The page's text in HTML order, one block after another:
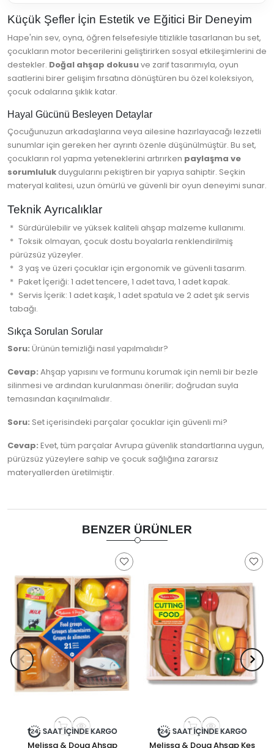
Küçük Şefler İçin Estetik ve Eğitici Bir Deneyim
Hape'nin sev, oyna, öğren felsefesiyle titizlikle tasarlanan bu set,
çocukların motor becerilerini geliştirirken sosyal etkileşimlerini de
destekler. Doğal ahşap dokusuve zarif tasarımıyla, oyun
saatlerini birer gelişim fırsatına dönüştüren bu özel koleksiyon,
çocuk odalarına şıklık katar.
Hayal Gücünü Besleyen Detaylar
Çocuğunuzun arkadaşlarına veya ailesine hazırlayacağı lezzetli
sunumlar için gereken her ayrıntı özenle düşünülmüştür. Bu set,
çocukların rol yapma yeteneklerini artırırken paylaşma ve
sorumluluk duygularını pekiştiren bir yapıya sahiptir. Seçkin
materyal kalitesi, uzun ömürlü ve güvenli bir oyun deneyimi sunar.
Teknik Ayrıcalıklar
Sürdürülebilir ve yüksek kaliteli ahşap malzeme kullanımı.
Toksik olmayan, çocuk dostu boyalarla renklendirilmiş
pürüzsüz yüzeyler.
3 yaş ve üzeri çocuklar için ergonomik ve güvenli tasarım.
Paket İçeriği: 1 adet tencere, 1 adet tava, 1 adet kapak.
Servis İçerik: 1 adet kaşık, 1 adet spatula ve 2 adet şık servis
tabağı.
Sıkça Sorulan Sorular
Soru: Ürünün temizliği nasıl yapılmalıdır?
Cevap: Ahşap yapısını ve formunu korumak için nemli bir bezle
silinmesi ve ardından kurulanması önerilir; doğrudan suyla
temasından kaçınılmalıdır.
Soru: Set içerisindeki parçalar çocuklar için güvenli mi?
Cevap: Evet, tüm parçalar Avrupa güvenlik standartlarına uygun,
pürüzsüz yüzeylere sahip ve çocuk sağlığına zararsız
materyallerden üretilmiştir.
BENZER ÜRÜNLER
Melissa & Doug Ahşap Melissa & Doug Ahşap Kes